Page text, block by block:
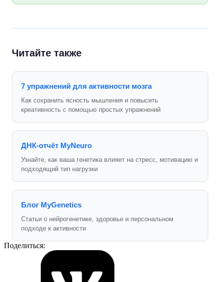
Читайте также
7 упражнений для активности мозга
Как сохранить ясность мышления и повысить
креативность с помощью простых упражнений
ДНК-отчёт MyNeuro
Узнайте, как ваша генетика влияет на стресс, мотивацию и
подходящий тип нагрузки
Блог MyGenetics
Статьи о нейрогенетике, здоровье и персональном
подходе к активности
Поделиться: